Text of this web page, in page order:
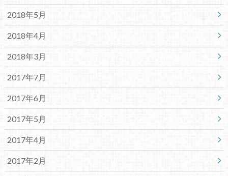
2018年5月
2018年4月
2018年3月
2017年7月
2017年6月
2017年5月
2017年4月
2017年2月